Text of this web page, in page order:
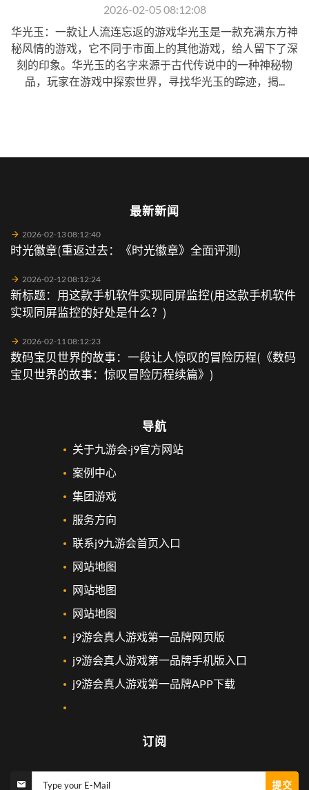
2026-02-05 08:12:08
华光玉：一款让人流连忘返的游戏华光玉是一款充满东方神
秘风情的游戏，它不同于市面上的其他游戏，给人留下了深
刻的印象。华光玉的名字来源于古代传说中的一种神秘物
品，玩家在游戏中探索世界，寻找华光玉的踪迹，揭...
最新新闻
2026-02-13 08:12:40
时光徽章(重返过去：《时光徽章》全面评测)
2026-02-12 08:12:24
新标题：用这款手机软件实现同屏监控(用这款手机软件
实现同屏监控的好处是什么？)
2026-02-11 08:12:23
数码宝贝世界的故事：一段让人惊叹的冒险历程(《数码
宝贝世界的故事：惊叹冒险历程续篇》)
导航
关于九游会·j9官方网站
案例中心
集团游戏
服务方向
联系j9九游会首页入口
网站地图
网站地图
网站地图
j9游会真人游戏第一品牌网页版
j9游会真人游戏第一品牌手机版入口
j9游会真人游戏第一品牌APP下载
订阅
Type your E-Mail 提交